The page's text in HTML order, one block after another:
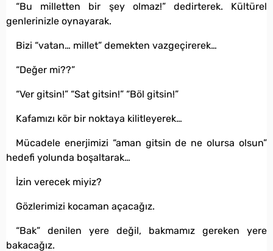
“Bu milletten bir şey olmaz!” dedirterek. Kültürel
genlerinizle oynayarak.
Bizi “vatan… millet” demekten vazgeçirerek…
“Değer mi??”
“Ver gitsin!” “Sat gitsin!” “Böl gitsin!”
Kafamızı kör bir noktaya kilitleyerek…
Mücadele enerjimizi “aman gitsin de ne olursa olsun”
hedefi yolunda boşaltarak…
İzin verecek miyiz?
Gözlerimizi kocaman açacağız.
“Bak” denilen yere değil, bakmamız gereken yere
bakacağız.